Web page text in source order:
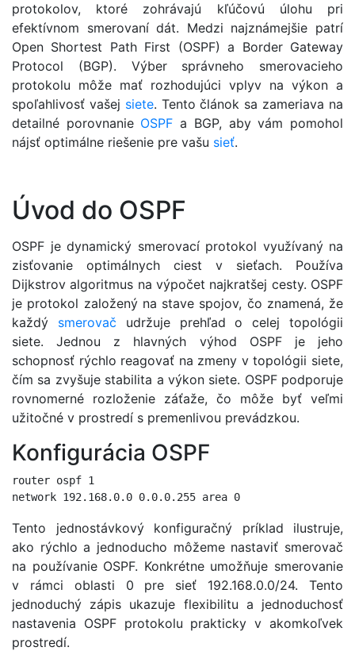
protokolov, ktoré zohrávajú kľúčovú úlohu pri
efektívnom smerovaní dát. Medzi najznámejšie patrí
Open Shortest Path First (OSPF) a Border Gateway
Protocol (BGP). Výber správneho smerovacieho
protokolu môže mať rozhodujúci vplyv na výkon a
spoľahlivosť vašej siete. Tento článok sa zameriava na
detailné porovnanie OSPF a BGP, aby vám pomohol
nájsť optimálne riešenie pre vašu sieť.
Úvod do OSPF
OSPF je dynamický smerovací protokol využívaný na
zisťovanie optimálnych ciest v sieťach. Používa
Dijkstrov algoritmus na výpočet najkratšej cesty. OSPF
je protokol založený na stave spojov, čo znamená, že
každý smerovač udržuje prehľad o celej topológii
siete. Jednou z hlavných výhod OSPF je jeho
schopnosť rýchlo reagovať na zmeny v topológii siete,
čím sa zvyšuje stabilita a výkon siete. OSPF podporuje
rovnomerné rozloženie záťaže, čo môže byť veľmi
užitočné v prostredí s premenlivou prevádzkou.
Konfigurácia OSPF
router ospf 1
Tento jednostávkový konfiguračný príklad ilustruje,
ako rýchlo a jednoducho môžeme nastaviť smerovač
na používanie OSPF. Konkrétne umožňuje smerovanie
v rámci oblasti 0 pre sieť 192.168.0.0/24. Tento
jednoduchý zápis ukazuje flexibilitu a jednoduchosť
nastavenia OSPF protokolu prakticky v akomkoľvek
prostredí.